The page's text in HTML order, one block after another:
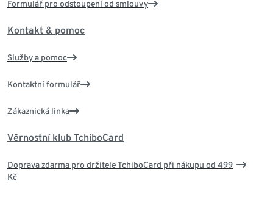
Formulář pro odstoupení od smlouvy
Kontakt & pomoc
Služby a pomoc
Kontaktní formulář
Zákaznická linka
Věrnostní klub TchiboCard
Doprava zdarma pro držitele TchiboCard při nákupu od 499
Kč